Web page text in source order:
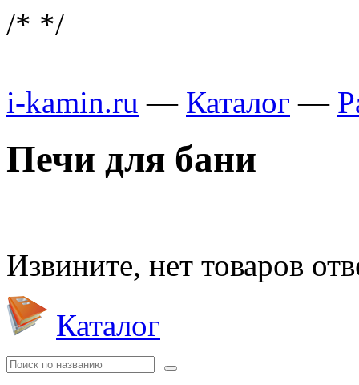
/* */
i-kamin.ru — Каталог —
Печи для бани
Извините, нет товаров
Каталог